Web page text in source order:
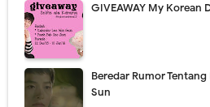
GIVEAWAY My Korean
Beredar Rumor
Sun